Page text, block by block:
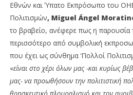
Εθνών και Ύπατο Εκπρόσωπο του
Πολιτισμών, Miguel Ángel
το βραβείο, ανέφερε πως η παρουσία
περισσότερο από συμβολική
που έχει ως σύνθημα ‘Πολλοί
«είναι στο χέρι όλων μας -και κυρίως
μας- να προωθήσουν την πολιτιστική